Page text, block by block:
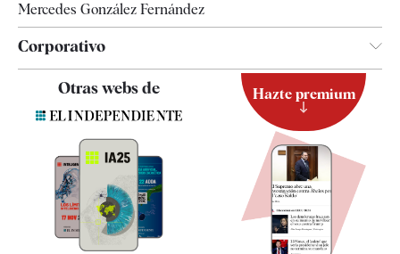
Mercedes González Fernández
Corporativo
Contacto
Quiénes somos
Especificaciones
Otras webs de Hazte premium